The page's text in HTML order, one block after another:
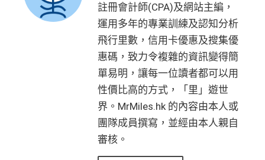
註冊會計師(CPA)及網站主編，
運用多年的專業訓練及認知分析
飛行里數，信用卡優惠及搜集優
惠碼，致力令複雜的資訊變得簡
單易明，讓每一位讀者都可以用
性價比高的方式，「里」遊世
界。MrMiles.hk 的內容由本人或
團隊成員撰寫，並經由本人親自
審核。